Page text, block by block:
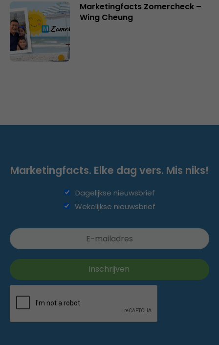
Marketingfacts Zomercheck –
Wing Cheung
Marketingfacts. Elke dag vers. Mis niks!
Dagelijkse nieuwsbrief
Wekelijkse nieuwsbrief